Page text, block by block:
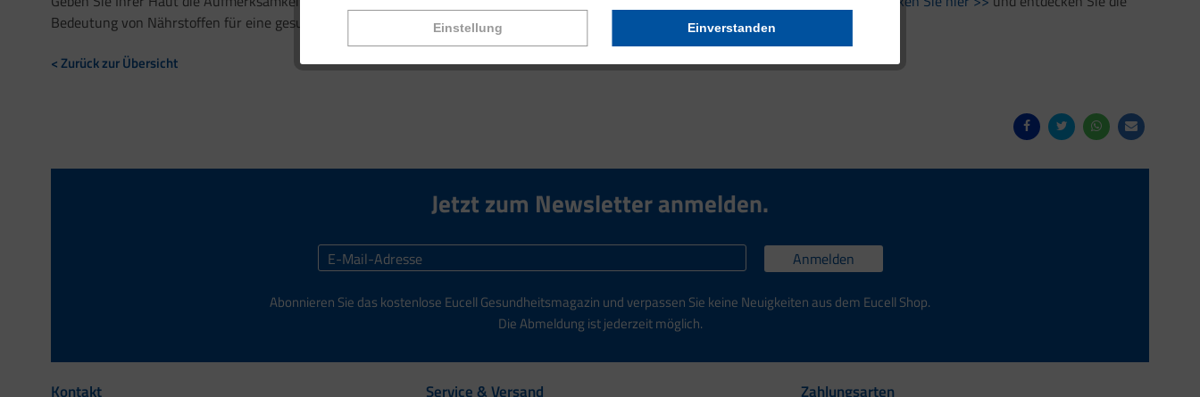
Einstellung Einverstanden
Bedeutung von Nährstoffen für eine gesunde Haut.
< Zurück zur Übersicht
Jetzt zum Newsletter anmelden.
Anmelden
Abonnieren Sie das kostenlose Eucell Gesundheitsmagazin und verpassen Sie keine Neuigkeiten aus dem Eucell Shop.
Die Abmeldung ist jederzeit möglich.
Kontakt Service & Versand Zahlungsarten